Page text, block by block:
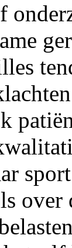
over